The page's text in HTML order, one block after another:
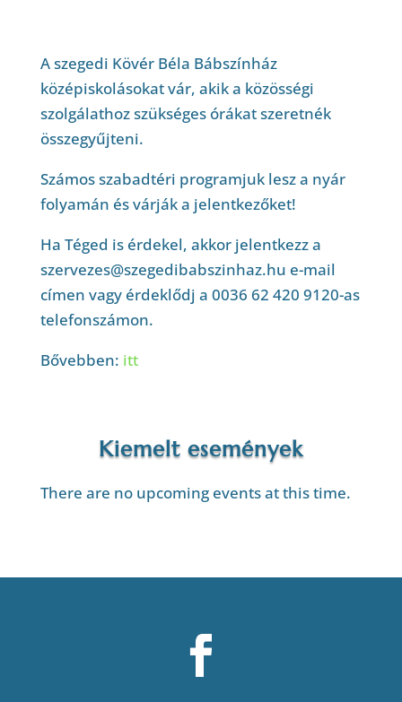
A szegedi Kövér Béla Bábszínház
középiskolásokat vár, akik a közösségi
szolgálathoz szükséges órákat szeretnék
összegyűjteni.
Számos szabadtéri programjuk lesz a nyár
folyamán és várják a jelentkezőket!
Ha Téged is érdekel, akkor jelentkezz a
szervezes@szegedibabszinhaz.hu e-mail
címen vagy érdeklődj a 0036 62 420 9120-as
telefonszámon.
Bővebben: itt
Kiemelt események
There are no upcoming events at this time.